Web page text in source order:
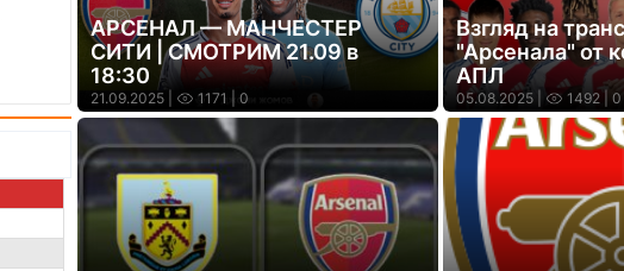
АРСЕНАЛ — МАНЧЕСТЕР
СИТИ | СМОТРИМ 21.09 в
18:30
21.09.2025 | 1171 | 0
Взгляд на
"Арсенала" от
АПЛ
05.08.2025 | 1492 | 0